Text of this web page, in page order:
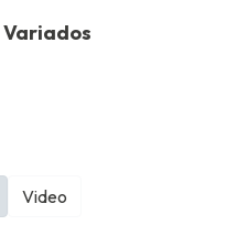
Variados
Video